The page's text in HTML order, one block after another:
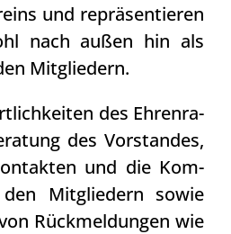
und reprä­sen­tie­ren
nach außen hin als
Mit­glie­dern.
des Ehren­ra­
des Vor­stan­des,
und die Kom­
Mit­glie­dern sowie
Rück­mel­dun­gen wie